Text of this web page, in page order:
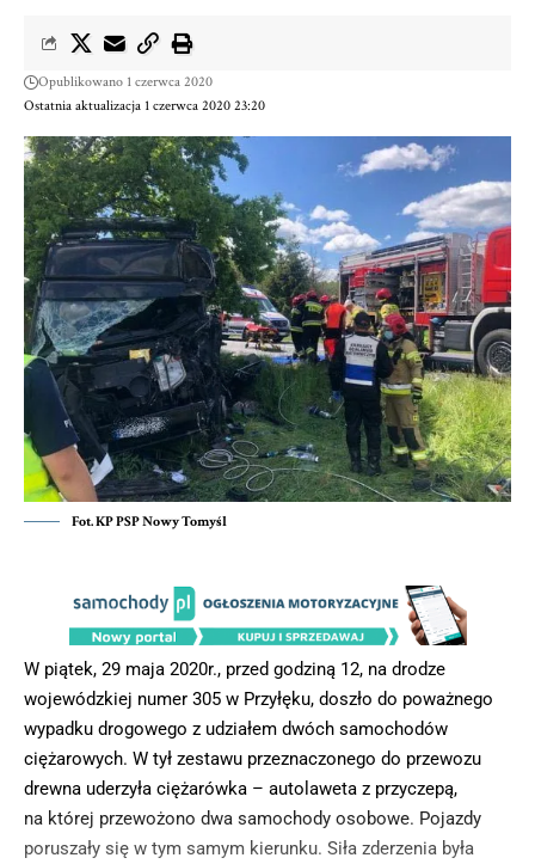
Ostatnia aktualizacja 1 czerwca 2020 23:20
Opublikowano 1 czerwca 2020
Fot. KP PSP Nowy Tomyśl
W piątek, 29 maja 2020r., przed godziną 12, na drodze
wojewódzkiej numer 305 w Przyłęku, doszło do poważnego
wypadku drogowego z udziałem dwóch samochodów
ciężarowych. W tył zestawu przeznaczonego do przewozu
drewna uderzyła ciężarówka – autolaweta z przyczepą,
na której przewożono dwa samochody osobowe. Pojazdy
poruszały się w tym samym kierunku. Siła zderzenia była